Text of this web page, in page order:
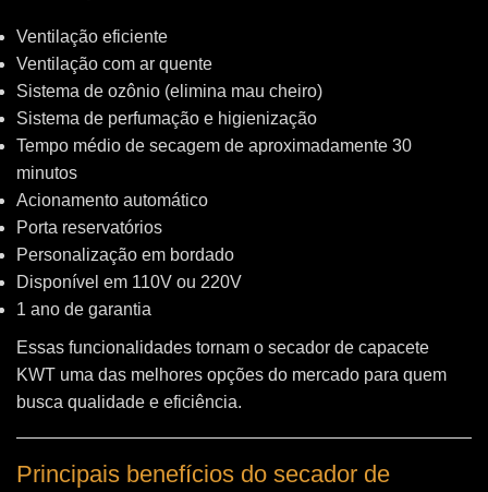
Ventilação eficiente
Ventilação com ar quente
Sistema de ozônio (elimina mau cheiro)
Sistema de perfumação e higienização
Tempo médio de secagem de aproximadamente 30
minutos
Acionamento automático
Porta reservatórios
Personalização em bordado
Disponível em 110V ou 220V
1 ano de garantia
Essas funcionalidades tornam o secador de capacete
KWT uma das melhores opções do mercado para quem
busca qualidade e eficiência.
Principais benefícios do secador de